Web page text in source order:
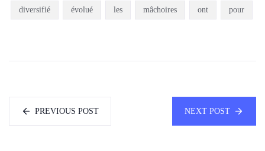
diversifié évolué les mâchoires ont pour
PREVIOUS POST NEXT POST